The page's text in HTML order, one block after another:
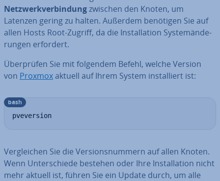
Netz­werk­ver­bin­dungzwischen den Knoten, um
Latenzen gering zu halten. Außerdem benötigen Sie auf
allen Hosts Root-Zugriff, da die In­stal­la­ti­on Sys­tem­än­de­
run­gen erfordert.
Über­prü­fen Sie mit folgendem Befehl, welche Version
von Proxmoxaktuell auf Ihrem System in­stal­liert ist:
pveversion
bash
Ver­glei­chen Sie die Ver­si­ons­num­mern auf allen Knoten.
Wenn Un­ter­schie­de bestehen oder Ihre In­stal­la­ti­on nicht
mehr aktuell ist, führen Sie ein Update durch, um alle